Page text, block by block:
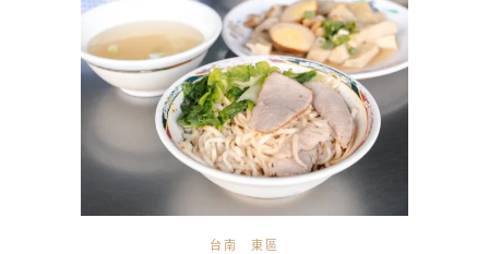
台南 東區